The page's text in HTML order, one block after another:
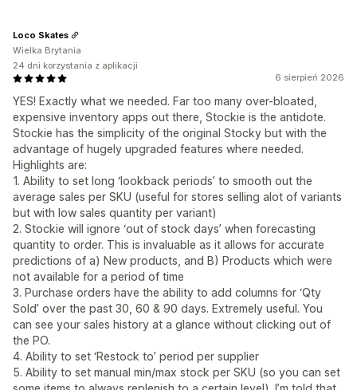
6 sierpień 2026
YES! Exactly what we needed. Far too many over-bloated,
expensive inventory apps out there, Stockie is the antidote.
Stockie has the simplicity of the original Stocky but with the
advantage of hugely upgraded features where needed.
Highlights are:
1. Ability to set long ‘lookback periods’ to smooth out the
average sales per SKU (useful for stores selling alot of variants
but with low sales quantity per variant)
2. Stockie will ignore ‘out of stock days’ when forecasting
quantity to order. This is invaluable as it allows for accurate
predictions of a) New products, and B) Products which were
not available for a period of time
3. Purchase orders have the ability to add columns for ‘Qty
Sold’ over the past 30, 60 & 90 days. Extremely useful. You
can see your sales history at a glance without clicking out of
the PO.
4. Ability to set ‘Restock to’ period per supplier
5. Ability to set manual min/max stock per SKU (so you can set
Loco Skates
Wielka Brytania
24 dni korzystania z aplikacji